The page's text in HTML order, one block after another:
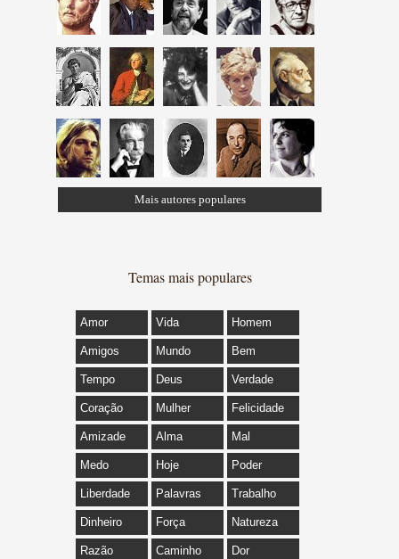
Mais autores populares
Temas mais populares
Amor Vida Homem
Amigos Mundo Bem
Tempo Deus Verdade
Coração Mulher Felicidade
Amizade Alma Mal
Medo Hoje Poder
Liberdade Palavras Trabalho
Dinheiro Força Natureza
Razão Caminho Dor